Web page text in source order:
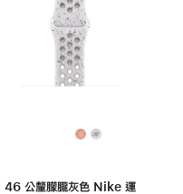
46 公釐朦朧灰色 Nike 運